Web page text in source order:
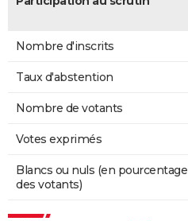
Nombre d'inscrits
Taux d'abstention
Nombre de votants
Votes exprimés
Blancs ou nuls (en pourcentage
des votants)